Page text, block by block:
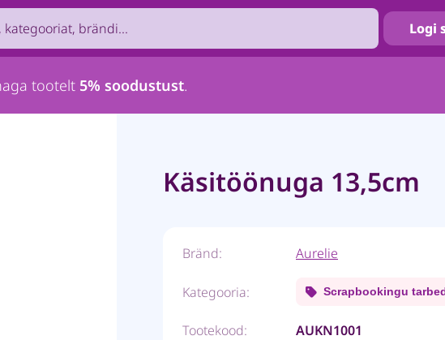
brand, category...
Logi
tootelt 5% soodustust.
Käsitöönuga 13,5cm
Bränd: Aurelie
Kategooria: Scrapbookingu
Tootekood: AUKN1001